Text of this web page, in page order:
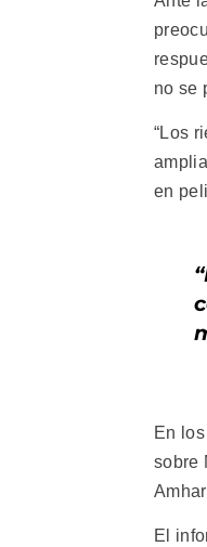
no se
“Los
en
En
sobre
El